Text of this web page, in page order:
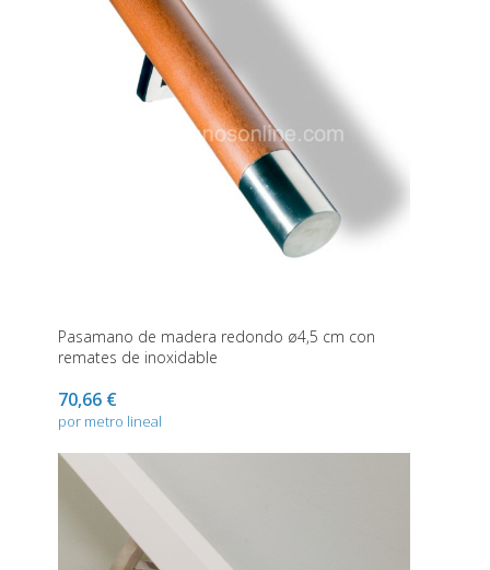
Pasamano de madera redondo ø4,5 cm con
remates de inoxidable
70,66 €
por metro lineal